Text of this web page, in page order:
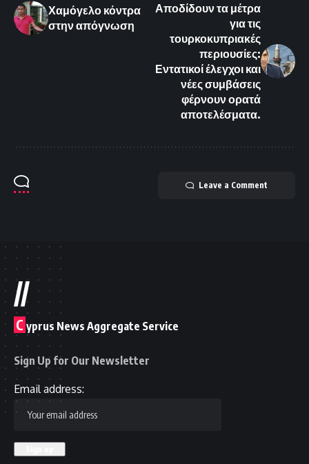
Χαμόγελο κόντρα
στην απόγνωση
Αποδίδουν τα μέτρα
για τις
τουρκοκυπριακές
περιουσίες:
Εντατικοί έλεγχοι και
νέες συμβάσεις
φέρνουν ορατά
αποτελέσματα.
Leave a Comment
//
C yprus News Aggregate Service
Sign Up for Our Newsletter
Email address: